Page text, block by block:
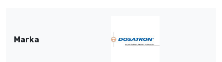
Marka